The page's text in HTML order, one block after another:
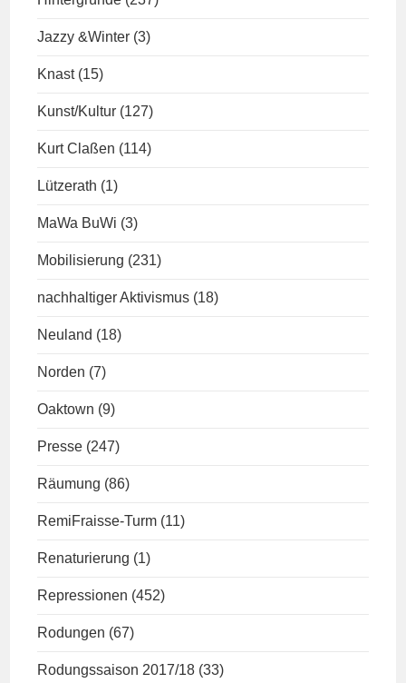
Jazzy &Winter (3)
Knast (15)
Kunst/Kultur (127)
Kurt Claßen (114)
Lützerath (1)
MaWa BuWi (3)
Mobilisierung (231)
nachhaltiger Aktivismus (18)
Neuland (18)
Norden (7)
Oaktown (9)
Presse (247)
Räumung (86)
RemiFraisse-Turm (11)
Renaturierung (1)
Repressionen (452)
Rodungen (67)
Rodungssaison 2017/18 (33)